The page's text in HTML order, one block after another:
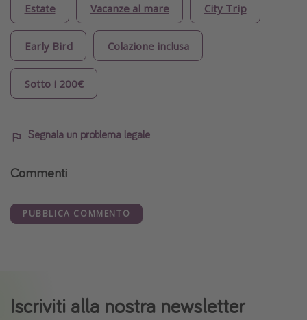
Estate Vacanze al mare City Trip
Early Bird Colazione inclusa
Sotto i 200€
Segnala un problema legale
Commenti
PUBBLICA COMMENTO
Iscriviti alla nostra newsletter